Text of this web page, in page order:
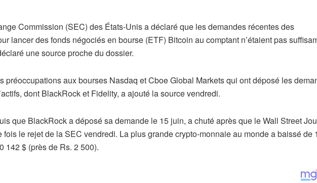
Commission (SEC) des États-Unis a déclaré que les demandes récentes des
lancer des fonds négociés en bourse (ETF) Bitcoin au comptant n’étaient pas
une source proche du dossier.
préoccupations aux bourses Nasdaq et Cboe Global Markets qui ont déposé les
dont BlackRock et Fidelity, a ajouté la source vendredi.
que BlackRock a déposé sa demande le 15 juin, a chuté après que le Wall Street
le rejet de la SEC vendredi. La plus grande crypto-monnaie au monde a baissé de
142 $ (près de Rs. 2 500).